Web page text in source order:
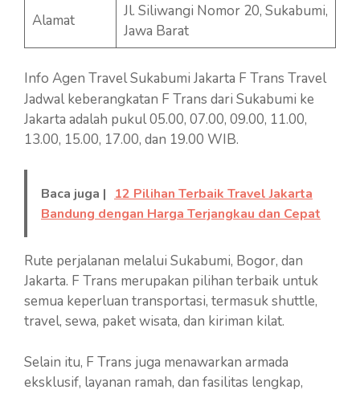
Alamat
Jl. Siliwangi Nomor 20, Sukabumi,
Jawa Barat
Info Agen Travel Sukabumi Jakarta F Trans Travel
Jadwal keberangkatan F Trans dari Sukabumi ke
Jakarta adalah pukul 05.00, 07.00, 09.00, 11.00,
13.00, 15.00, 17.00, dan 19.00 WIB.
Baca juga | 12 Pilihan Terbaik Travel Jakarta
Bandung dengan Harga Terjangkau dan Cepat
Rute perjalanan melalui Sukabumi, Bogor, dan
Jakarta. F Trans merupakan pilihan terbaik untuk
semua keperluan transportasi, termasuk shuttle,
travel, sewa, paket wisata, dan kiriman kilat.
Selain itu, F Trans juga menawarkan armada
eksklusif, layanan ramah, dan fasilitas lengkap,